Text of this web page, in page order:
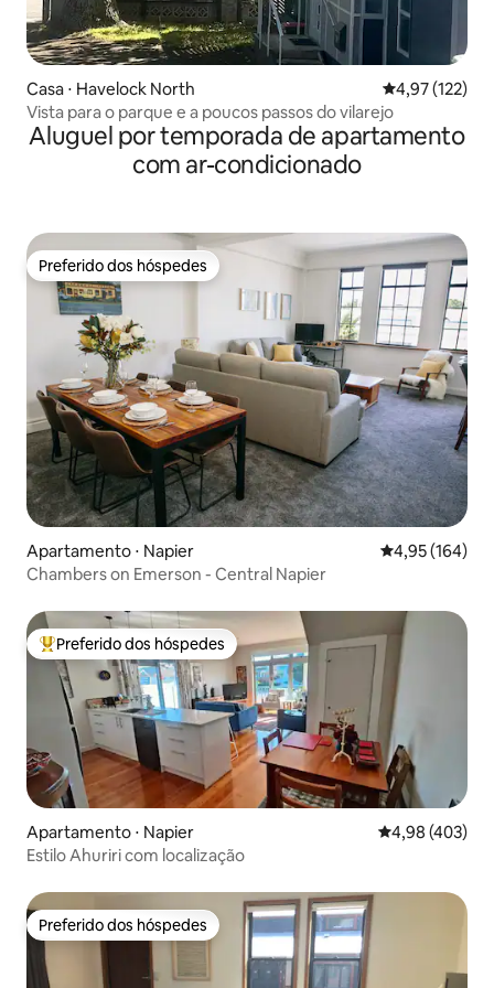
Casa ⋅ Havelock North 4,97 de uma
4,97 (122)
Vista para o parque e a poucos passos do vilarejo
Aluguel por temporada de apartamento
com ar-condicionado
Preferido dos hóspedes
Preferido dos hóspedes
Apartamento ⋅ Napier 4,95 de uma
4,95 (164)
Chambers on Emerson - Central Napier
Entre os melhores preferidos dos hóspedes
Preferido dos hóspedes
Apartamento ⋅ Napier 4,98 de uma
4,98 (403)
Estilo Ahuriri com localização
Preferido dos hóspedes
Preferido dos hóspedes